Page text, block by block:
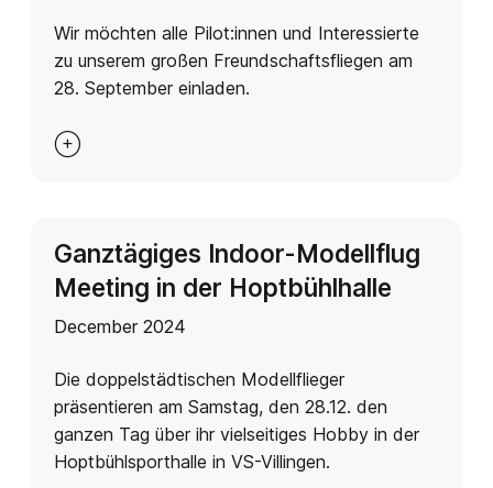
Wir möchten alle Pilot:innen und Interessierte
zu unserem großen Freundschaftsfliegen am
28. September einladen.

Ganztägiges Indoor-Modellflug
Meeting in der Hoptbühlhalle
December 2024
Die doppelstädtischen Modellflieger
präsentieren am Samstag, den 28.12. den
ganzen Tag über ihr vielseitiges Hobby in der
Hoptbühlsporthalle in VS-Villingen.